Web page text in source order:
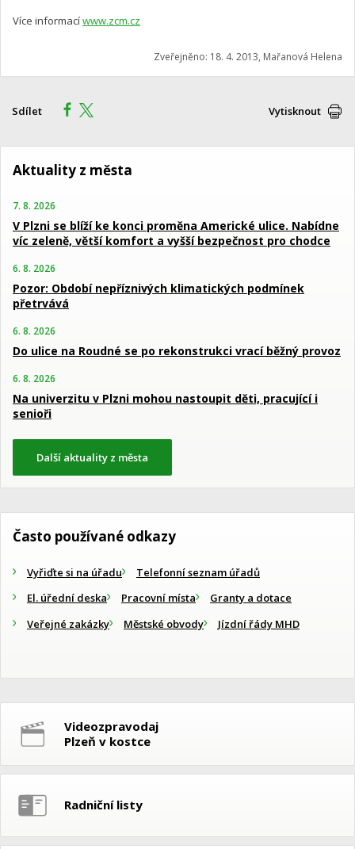
Více informacíwww.zcm.cz
Zveřejněno: 18. 4. 2013, Mařanová Helena
Sdílet Vytisknout
Aktuality z města
7. 8. 2026
V Plzni se blíží ke konci proměna Americké ulice. Nabídne
víc zeleně, větší komfort a vyšší bezpečnost pro chodce
6. 8. 2026
Pozor: Období nepříznivých klimatických podmínek
přetrvává
6. 8. 2026
Do ulice na Roudné se po rekonstrukci vrací běžný provoz
6. 8. 2026
Na univerzitu v Plzni mohou nastoupit děti, pracující i
senioři
Další aktuality z města
Často používané odkazy
Vyřiďte si na úřadu
Telefonní seznam úřadů
El. úřední deska
Pracovní místa
Granty a dotace
Veřejné zakázky
Městské obvody Jízdní řády MHD
Videozpravodaj
Plzeň v kostce
Radniční listy